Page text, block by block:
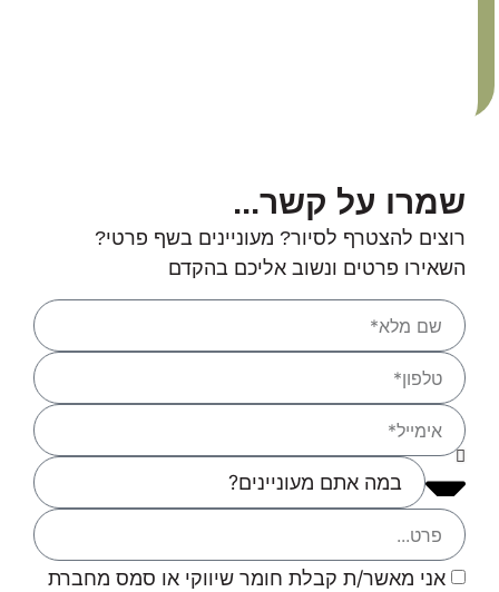
שמרו על קשר...
רוצים להצטרף לסיור? מעוניינים בשף פרטי?
השאירו פרטים ונשוב אליכם בהקדם
אני מאשר/ת קבלת חומר שיווקי או סמס מחברת